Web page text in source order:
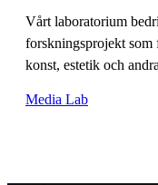
Vårt laboratorium
forskningsprojekt som
konst, estetik och
Media Lab